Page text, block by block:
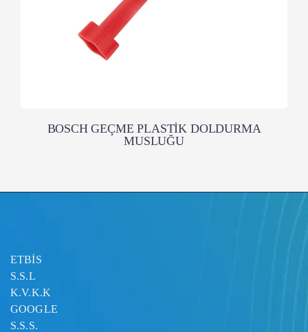
BOSCH GEÇME PLASTİK DOLDURMA
MUSLUĞU
ETBİS
S.S.L
K.V.K.K
GOOGLE
S.S.S.